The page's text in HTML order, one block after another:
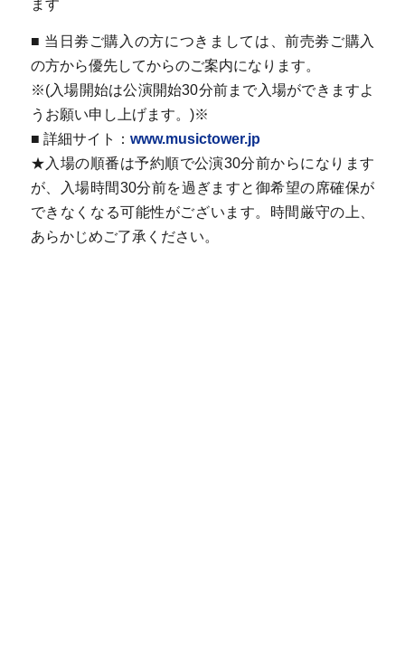
ます
■ 当日劵ご購入の方につきましては、前売劵ご購入
の方から優先してからのご案内になります。
※(入場開始は公演開始30分前まで入場ができますよ
うお願い申し上げます。)※
■ 詳細サイト： www.musictower.jp
★入場の順番は予約順で公演30分前からになります
が、入場時間30分前を過ぎますと御希望の席確保が
できなくなる可能性がございます。時間厳守の上、
あらかじめご了承ください。